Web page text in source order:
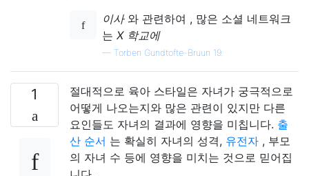
이사와 관련하여 , 많은 소셜 네트워크
는 X 학교에
— Torben Gundtofte-Bruun 19.
1
절대적으로 육아 스타일은 자녀가 궁극적으로
어떻게 나오는지와 많은 관련이 있지만 다른
요인들도 자녀의 결과에 영향을 미칩니다. 출
산 순서 는 확실히 자녀의 성격, 유전자 , 부모
의 자녀 수 등에 영향을 미치는 것으로 믿어집